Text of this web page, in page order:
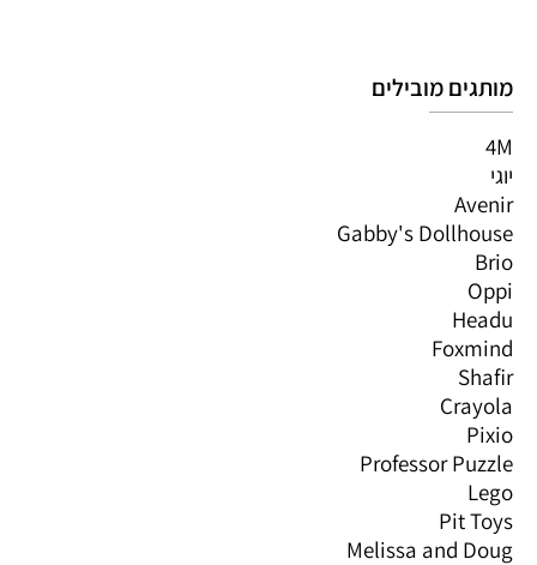
מותגים מובילים
4M
יוגי
Avenir
Gabby's Dollhouse
Brio
Oppi
Headu
Foxmind
Shafir
Crayola
Pixio
Professor Puzzle
Lego
Pit Toys
Melissa and Doug